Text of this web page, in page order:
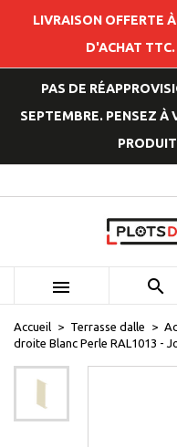
LIVRAISON OFFERTE
D'ACHAT
PAS DE
SEPTEMBRE. PENSEZ À
 
Accueil Terrasse dalle
droite Blanc Perle RAL1013 -